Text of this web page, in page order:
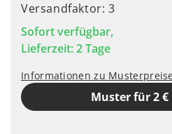
Versandfaktor: 3
Sofort verfügbar,
Lieferzeit: 2 Tage
Informationen zu
Muster für 2